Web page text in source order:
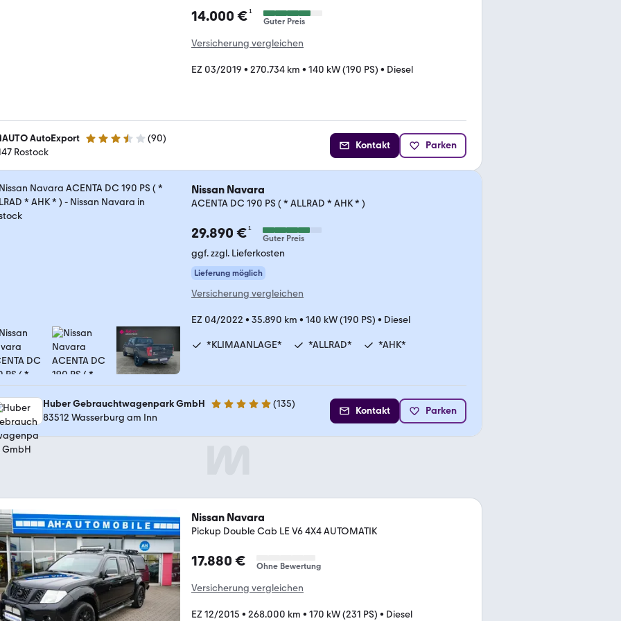
14.000 €¹
Guter Preis
Versicherung vergleichen
EZ 03/2019 • 270.734 km • 140 kW (190 PS) • Diesel
AutoExport 3.7 Sterne (90)
Rostock
Kontakt Parken
Nissan Navara
ACENTA DC 190 PS ( * ALLRAD * AHK * )
29.890 €¹
Guter Preis
ggf. zzgl. Lieferkosten
Lieferung möglich
Versicherung vergleichen
EZ 04/2022 • 35.890 km • 140 kW (190 PS) • Diesel
*KLIMAANLAGE* *ALLRAD* *AHK*
Huber Gebrauchtwagenpark GmbH 5 Sterne (135)
83512 Wasserburg am Inn
Kontakt Parken
Nissan Navara
Pickup Double Cab LE V6 4X4 AUTOMATIK
17.880 € Ohne Bewertung
Versicherung vergleichen
EZ 12/2015 • 268.000 km • 170 kW (231 PS) • Diesel